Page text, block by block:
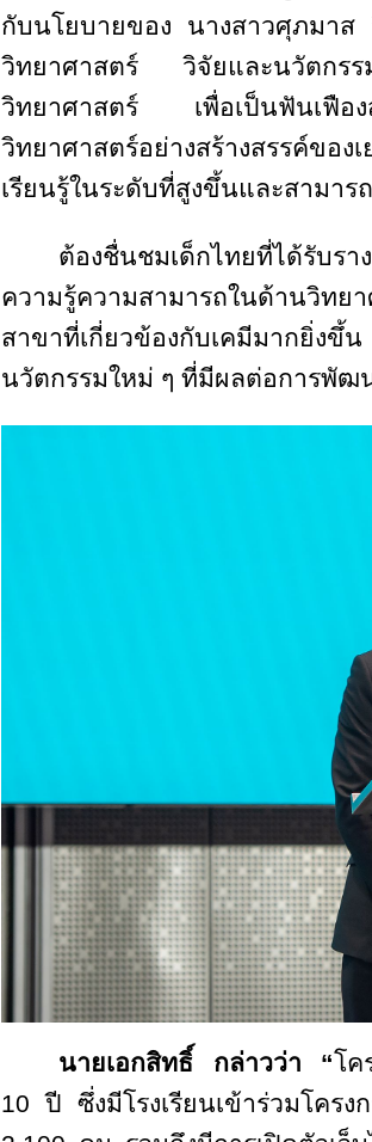
กับนโยบายของ นางสาวศุภมาส
วิทยาศาสตร์ วิจัยและนวัตกร
วิทยาศาสตร์ เพื่อเป็นฟันเฟือง
วิทยาศาสตร์อย่างสร้างสรรค์ขอ
เรียนรู้ในระดับที่สูงขึ้นและสามา
ต้องชื่นชมเด็กไทยที่ได้รับร
ความรู้ความสามารถในด้านวิท
สาขาที่เกี่ยวข้องกับเคมีมากยิ่
นวัตกรรมใหม่ ๆ ที่มีผลต่อการพัฒ
นายเอกสิทธิ์ กล่าวว่า “ โค
10 ปี ซึ่งมีโรงเรียนเข้าร่วมโคร